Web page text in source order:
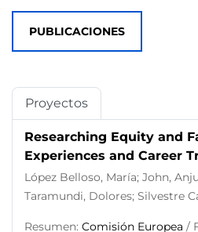
PUBLICACIONES
Proyectos
Researching Equity and
Experiences and Career
López Belloso, María; John,
Taramundi, Dolores; Silvestre
Resumen: Comisión Europea /